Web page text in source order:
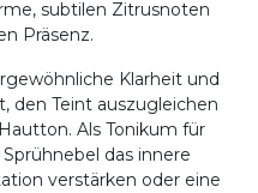
subtilen Zitrusnoten
Präsenz.
Klarheit und
den Teint auszugleichen
Als Tonikum für
das innere
verstärken oder eine